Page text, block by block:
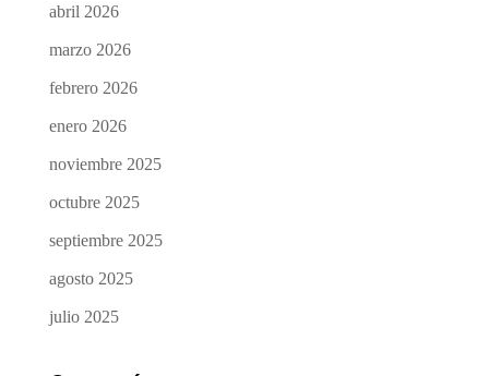
abril 2026
marzo 2026
febrero 2026
enero 2026
noviembre 2025
octubre 2025
septiembre 2025
agosto 2025
julio 2025